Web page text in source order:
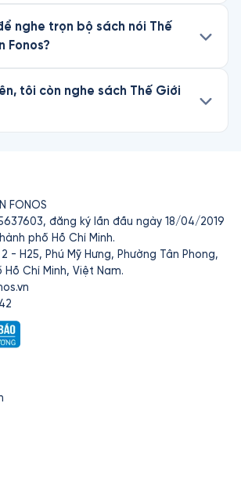
nghe trọn bộ sách nói Thế
Fonos?
tôi còn nghe sách Thế Giới
FONOS
đăng ký lần đầu ngày 18/04/2019
phố Hồ Chí Minh.
- H25, Phú Mỹ Hưng, Phường Tân Phong,
Chí Minh, Việt Nam.